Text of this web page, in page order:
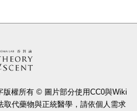
版權所有 © 圖片部分使用CC0與Wiki
取代藥物與正統醫學，請依個人需求